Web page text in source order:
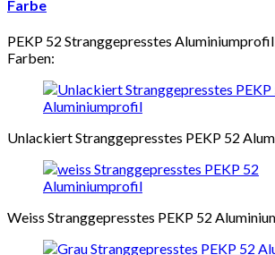
Farbe
PEKP 52 Stranggepresstes
Farben:
Unlackiert Stranggepresstes PEKP 52
Weiss Stranggepresstes PEKP 52